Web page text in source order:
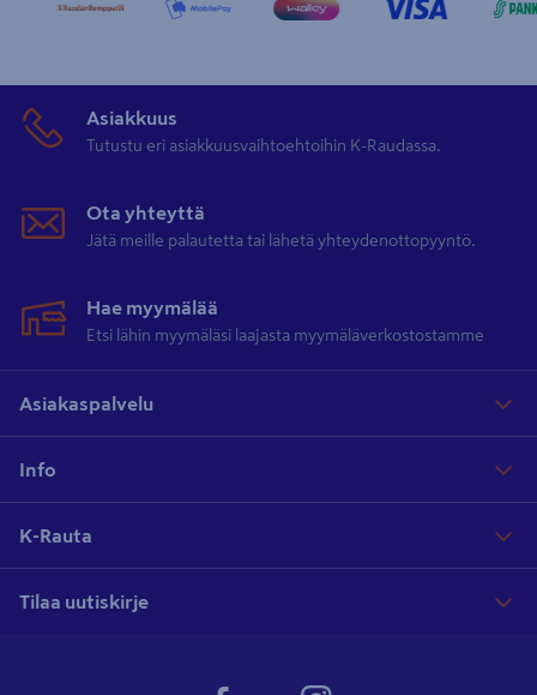
Asiakkuus
Tutustu eri asiakkuusvaihtoehtoihin K-Raudassa.
Ota yhteyttä
Jätä meille palautetta tai lähetä yhteydenottopyyntö.
Hae myymälää
Etsi lähin myymäläsi laajasta myymäläverkostostamme
Asiakaspalvelu
Info
K-Rauta
Tilaa uutiskirje